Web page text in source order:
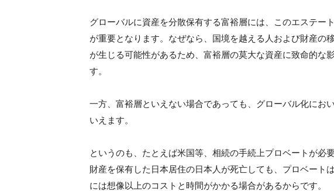
グローバルに資産を分散保有する富裕層には、このエステー
が重要となります。なぜなら、国境を越える人および財産の
が生じる可能性があるため、富裕層の莫大な資産に致命的な
す。
一方、富裕層といえない場合であっても、グローバル化にお
いえます。
というのも、たとえば米国等、相続の手続上プロベートが必
財産を保有した日本居住の日本人が死亡しても、プロベート
には想像以上のコストと時間がかかる場合があるからです。